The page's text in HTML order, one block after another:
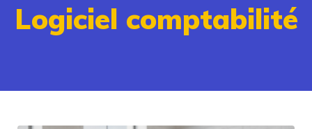
Logiciel comptabilité